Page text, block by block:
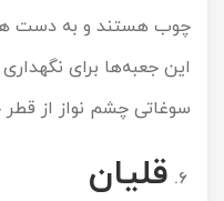
چوب هستند و به دست
این جعبه‌ها برای
سوغاتی چشم نواز از قطر
قلیا‌ن